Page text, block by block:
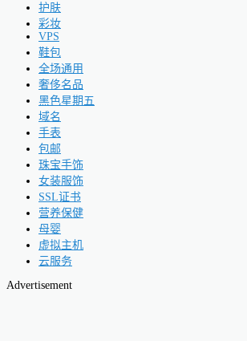
护肤
彩妆
VPS
鞋包
全场通用
奢侈名品
黑色星期五
域名
手表
包邮
珠宝手饰
女装服饰
SSL证书
营养保健
母婴
虚拟主机
云服务
Advertisement